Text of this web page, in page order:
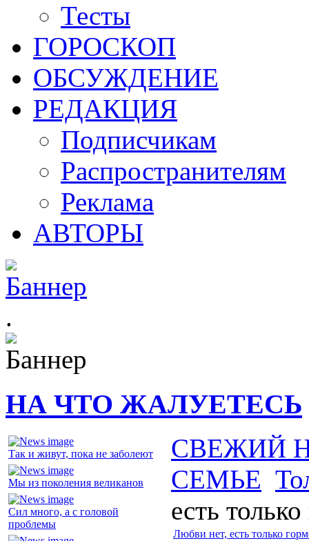
Тесты
ГОРОСКОП
ОБСУЖДЕНИЕ
РЕДАКЦИЯ
Подписчикам
Распространителям
Реклама
АВТОРЫ
.
НА ЧТО ЖАЛУЕТЕСЬ
Так и живут, пока не заболеют
Мы из поколения великанов
Сил много, а с головой
проблемы
СВЕЖИЙ
СЕМЬЕ
есть
Любви нет, есть только